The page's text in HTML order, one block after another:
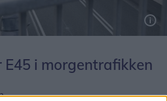
i morgentrafikken